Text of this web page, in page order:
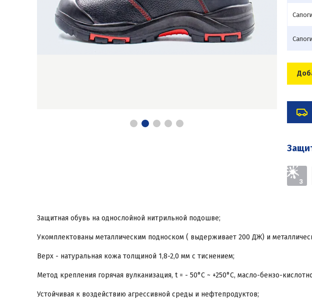
Защитная обувь на однослойной нитрильной подошве;
Укомплектованы металлическим подноском ( выдерживает 200 ДЖ) и
Верх - натуральная кожа толщиной 1,8-2,0 мм с тиснением;
Метод крепления горячая вулканизация, t = - 50°С ~ +250°С, масло-бензо-
Устойчивая к воздействию агрессивной среды и нефтепродуктов;